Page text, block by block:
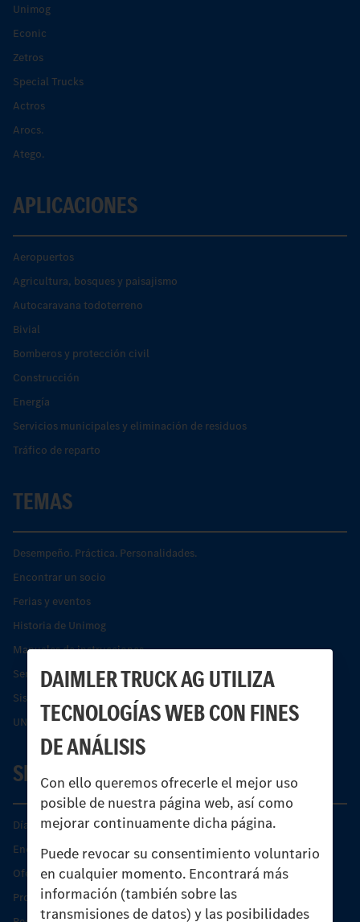
DAIMLER TRUCK AG UTILIZA
TECNOLOGÍAS WEB CON FINES
DE ANÁLISIS
Con ello queremos ofrecerle el mejor uso
posible de nuestra página web, así como
mejorar continuamente dicha página.
Puede revocar su consentimiento voluntario
en cualquier momento. Encontrará más
información (también sobre las
transmisiones de datos) y las posibilidades
Unimog
Econic
Zetros
Special Trucks
Actros
Arocs.
Atego.
APLICACIONES
Aeropuertos
Agricultura, bosques y paisajismo
Autocaravana todoterreno
Bivial
Bomberos y protección civil
Construcción
Energía
Servicios municipales y eliminación de residuos
Tráfico de reparto
TEMAS
Desempeño. Práctica. Personalidades.
Encontrar un socio
Ferias y eventos
Historia de Unimog
Manuales de instrucciones
Servicios financieros
Sistemas de asistencia de seguridad Econic
UNI-TOUCH®
SERVICIO
Días de Servicio del Unimog
Encontrar un socio
Oferta de servicio del Unimog
Productos de piezas y servicio